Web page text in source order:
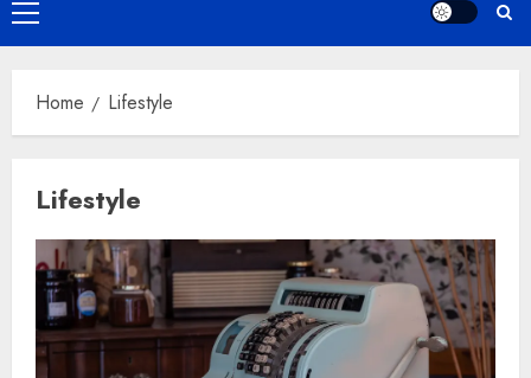
Primary
Menu
Home Lifestyle
Lifestyle